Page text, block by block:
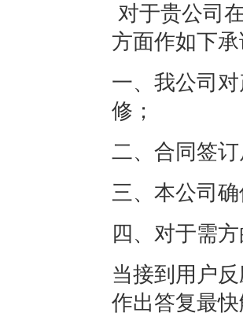
对于贵公司
方面作如下
一、我公司
修；
二、合同签
三、本公司
四、对于需
当接到用户
作出答复最